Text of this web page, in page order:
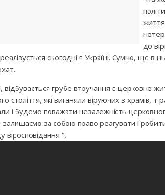
до
сьогодні в Україні. Сумно, що в
відбувається грубе втручання в церковне
століття, які виганяли віруючих з храмів, т
і будемо поважати незалежність
за собою право реагувати і
віросповідання “,